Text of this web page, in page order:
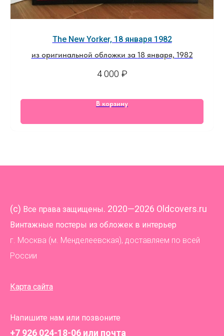
The New Yorker, 18 января 1982
из оригинальной обложки за 18 января, 1982
4 000 ₽
В корзину
(c) Все права защищены. 2020—2026 Oldcovers.ru
Винтажные постеры из обложек в интерьер
г. Москва (м. Менделеевская), доставляем по всей
России
Карта сайта
Напишите нам или позвоните
+7 926 024-18-06 или почта